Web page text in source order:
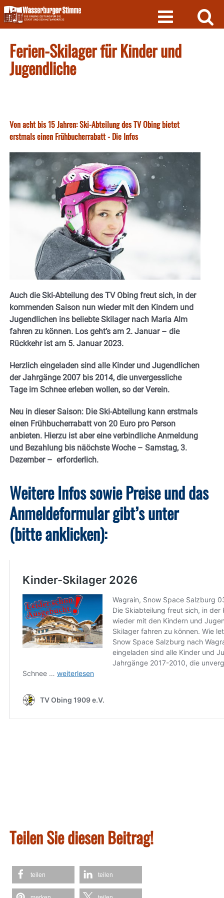
Skip
to
content
Ferien-Skilager für Kinder und
Jugendliche
Von acht bis 15 Jahren: Ski-Abteilung des TV Obing bietet
erstmals einen Frühbucherrabatt - Die Infos
Auch die Ski-Abteilung des TV Obing freut sich, in der
kommenden Saison nun wieder mit den Kindern und
Jugendlichen ins beliebte Skilager nach Maria Alm
fahren zu können. Los geht’s am 2. Januar – die
Rückkehr ist am 5. Januar 2023.
Herzlich eingeladen sind alle Kinder und Jugendlichen
der Jahrgänge 2007 bis 2014, die unvergessliche
Tage im Schnee erleben wollen, so der Verein.
Neu in dieser Saison: Die Ski-Abteilung kann erstmals
einen Frühbucherrabatt von 20 Euro pro Person
anbieten. Hierzu ist aber eine verbindliche Anmeldung
und Bezahlung bis näöchste Woche – Samstag, 3.
Dezember – erforderlich.
Weitere Infos sowie Preise und das
Anmeldeformular gibt’s unter
(bitte anklicken):
Teilen Sie diesen Beitrag!
teilen teilen